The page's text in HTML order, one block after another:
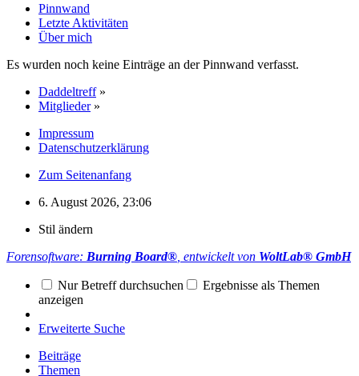
Pinnwand
Letzte Aktivitäten
Über mich
Es wurden noch keine Einträge an der Pinnwand verfasst.
Daddeltreff »
Mitglieder »
Impressum
Datenschutzerklärung
Zum Seitenanfang
6. August 2026, 23:06
Stil ändern
Forensoftware: Burning Board® , entwickelt von WoltLab® GmbH
Nur Betreff durchsuchen
Ergebnisse als Themen
anzeigen
Erweiterte Suche
Beiträge
Themen